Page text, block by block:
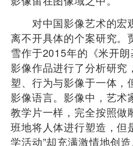
对中国影像艺术的宏
离不开具体的个案研究。
雪作于2015年的《米开
影像作品进行了分析研究
塑、行为与影像于一体，
影像语言。影像中，艺术
教学片一样，完全按照做
班地将人体进行塑造，但
学活动”却充满激情地创